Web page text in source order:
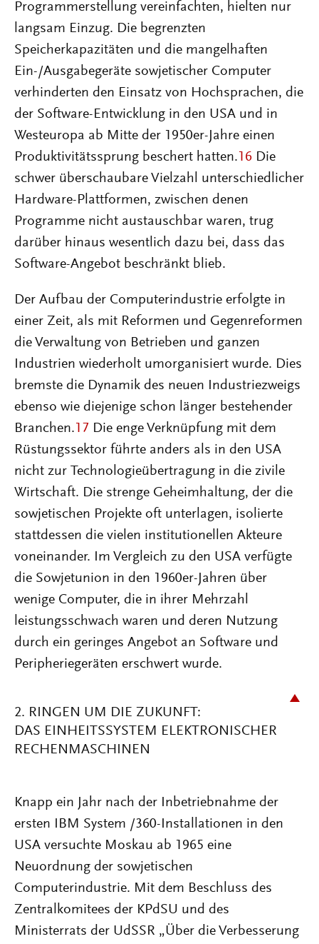
Programmerstellung vereinfachten, hielten nur
langsam Einzug. Die begrenzten
Speicherkapazitäten und die mangelhaften
Ein-/Ausgabegeräte sowjetischer Computer
verhinderten den Einsatz von Hochsprachen, die
der Software-Entwicklung in den USA und in
Westeuropa ab Mitte der 1950er-Jahre einen
Produktivitätssprung beschert hatten.16 Die
schwer überschaubare Vielzahl unterschiedlicher
Hardware-Plattformen, zwischen denen
Programme nicht austauschbar waren, trug
darüber hinaus wesentlich dazu bei, dass das
Software-Angebot beschränkt blieb.
Der Aufbau der Computerindustrie erfolgte in
einer Zeit, als mit Reformen und Gegenreformen
die Verwaltung von Betrieben und ganzen
Industrien wiederholt umorganisiert wurde. Dies
bremste die Dynamik des neuen Industriezweigs
ebenso wie diejenige schon länger bestehender
Branchen.17 Die enge Verknüpfung mit dem
Rüstungssektor führte anders als in den USA
nicht zur Technologieübertragung in die zivile
Wirtschaft. Die strenge Geheimhaltung, der die
sowjetischen Projekte oft unterlagen, isolierte
stattdessen die vielen institutionellen Akteure
voneinander. Im Vergleich zu den USA verfügte
die Sowjetunion in den 1960er-Jahren über
wenige Computer, die in ihrer Mehrzahl
leistungsschwach waren und deren Nutzung
durch ein geringes Angebot an Software und
Peripheriegeräten erschwert wurde.
2. RINGEN UM DIE ZUKUNFT:
DAS EINHEITSSYSTEM ELEKTRONISCHER
RECHENMASCHINEN
Knapp ein Jahr nach der Inbetriebnahme der
ersten IBM System /360-Installationen in den
USA versuchte Moskau ab 1965 eine
Neuordnung der sowjetischen
Computerindustrie. Mit dem Beschluss des
Zentralkomitees der KPdSU und des
Ministerrats der UdSSR „Über die Verbesserung